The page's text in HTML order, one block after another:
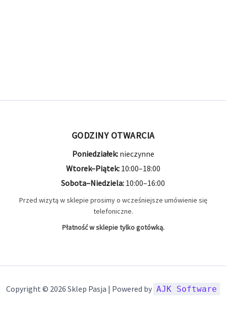
GODZINY OTWARCIA
Poniedziałek:nieczynne
Wtorek–Piątek:10:00–18:00
Sobota–Niedziela: 10:00–16:00
Przed wizytą w sklepie prosimy o wcześniejsze umówienie się
telefoniczne.
Płatność w sklepie tylko gotówką.
Copyright © 2026 Sklep Pasja | Powered by AJK Software